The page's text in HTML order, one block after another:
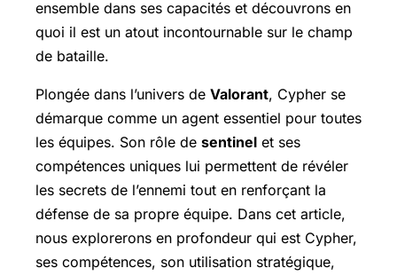
ensemble dans ses capacités et découvrons en
quoi il est un atout incontournable sur le champ
de bataille.
Plongée dans l’univers de Valorant, Cypher se
démarque comme un agent essentiel pour toutes
les équipes. Son rôle de sentinel et ses
compétences uniques lui permettent de révéler
les secrets de l’ennemi tout en renforçant la
défense de sa propre équipe. Dans cet article,
nous explorerons en profondeur qui est Cypher,
ses compétences, son utilisation stratégique,